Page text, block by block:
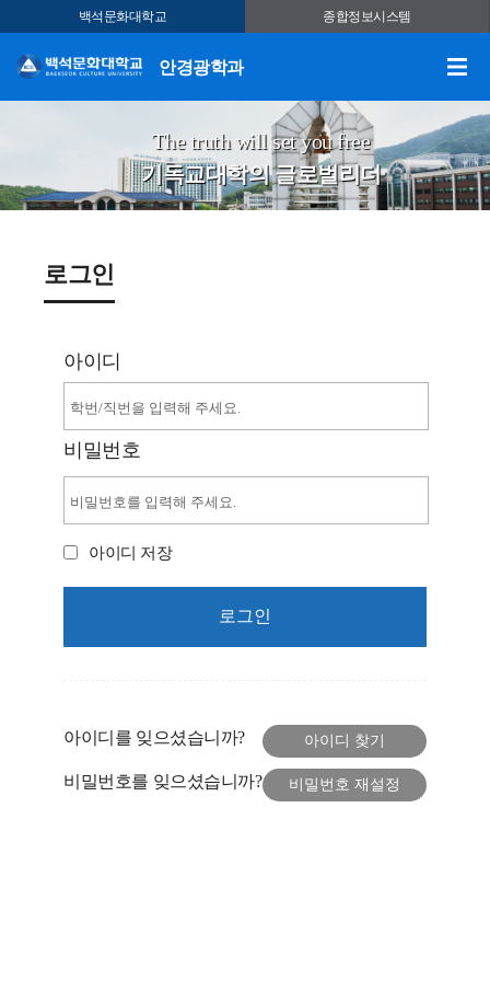
백석문화대학교 종합정보시스템
안경광학과
The truth will set you free
기독교대학의 글로벌리더
로그인
아이디
비밀번호
아이디 저장
아이디를 잊으셨습니까?
비밀번호를 잊으셨습니까?